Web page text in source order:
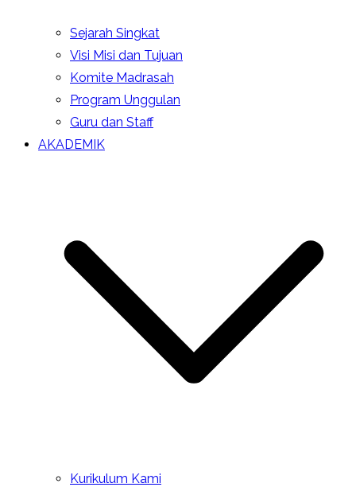
Sejarah Singkat
Visi Misi dan Tujuan
Komite Madrasah
Program Unggulan
Guru dan Staff
AKADEMIK
Kurikulum Kami